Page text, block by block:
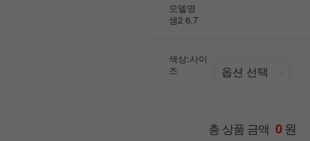
모델명
샘2 6.7
색상:사이
즈
총 상품 금액 0원